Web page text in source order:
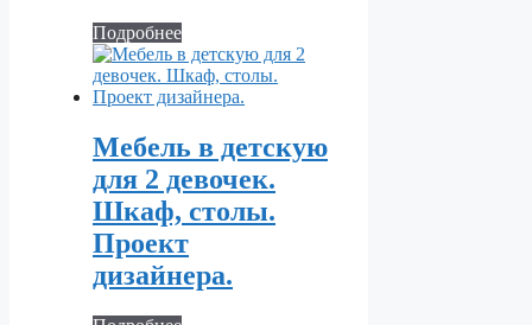
Подробнее
Мебель в детскую
для 2 девочек.
Шкаф, столы.
Проект
дизайнера.